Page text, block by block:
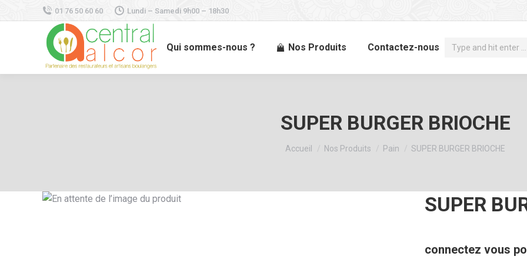
01 76 50 60 60 Lundi – Samedi 9h00 – 18h30
Qui sommes-nous ? Nos Produits Contactez-nous
Recherche
SUPER BURGER BRIOCHE
Vous êtes ici :
Accueil Nos Produits Pain SUPER BURGER BRIOCHE
SUPER
connectez vous